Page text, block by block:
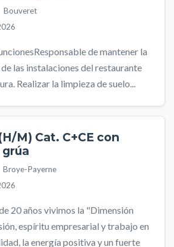
Bouveret
de mantener la
las instalaciones del restaurante
Realizar la limpieza de suelo...
M) Cat. C+CE con
Broye-Payerne
20 años vivimos la "Dimensión
espíritu empresarial y trabajo en
la energía positiva y un fuerte